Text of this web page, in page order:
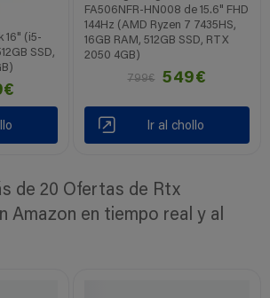
16" (i5-
SSD,
FA506NFR-HN008 de 15.6" FHD
144Hz (AMD Ryzen 7 7435HS,
16GB RAM, 512GB SSD, RTX
2050 4GB)
799€
549€
Ir al chollo
de 20 Ofertas de Rtx
Amazon en tiempo real y al